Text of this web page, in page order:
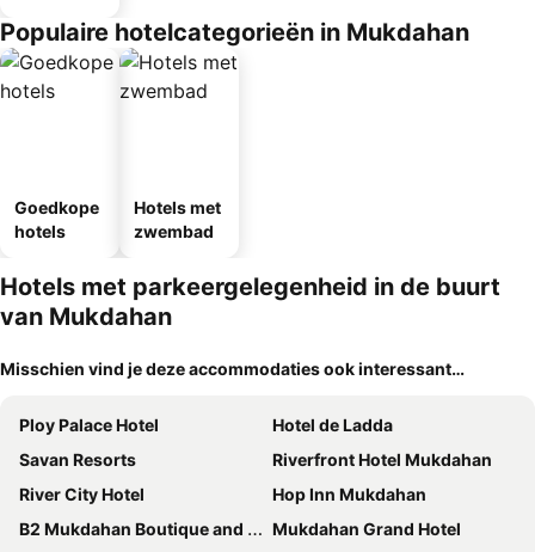
Populaire hotelcategorieën in Mukdahan
Goedkope
hotels
Hotels met
zwembad
Hotels met parkeergelegenheid in de buurt
van Mukdahan
Misschien vind je deze accommodaties ook interessant…
Ploy Palace Hotel
Hotel de Ladda
Savan Resorts
Riverfront Hotel Mukdahan
River City Hotel
Hop Inn Mukdahan
B2 Mukdahan Boutique and Budget Hotel
Mukdahan Grand Hotel